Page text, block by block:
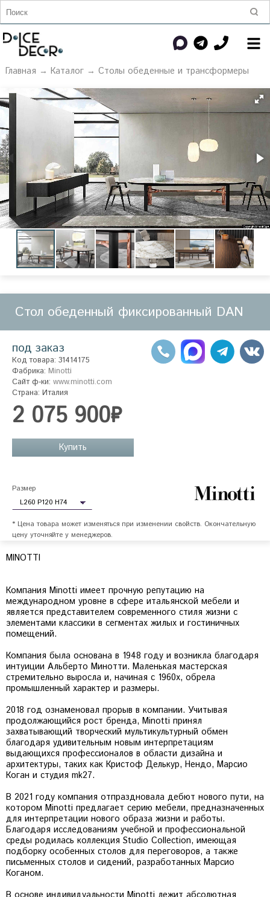
Главная → Каталог→ Столы обеденные и трансформеры
Стол обеденный фиксированный DAN
под заказ
Код товара: 31414175
Фабрика: Minotti
Сайт ф-ки: www.minotti.com
Страна: Италия
2 075 900₽
Купить
Размер
* Цена товара может изменяться при изменении свойств. Окончательную
цену уточняйте у менеджеров.
MINOTTI
Компания Minotti имеет прочную репутацию на
международном уровне в сфере итальянской мебели и
является представителем современного стиля жизни с
элементами классики в сегментах жилых и гостиничных
помещений.
Компания была основана в 1948 году и возникла благодаря
интуиции Альберто Минотти. Маленькая мастерская
стремительно выросла и, начиная с 1960х, обрела
промышленный характер и размеры.
2018 год ознаменовал прорыв в компании. Учитывая
продолжающийся рост бренда, Minotti принял
захватывающий творческий мультикультурный обмен
благодаря удивительным новым интерпретациям
выдающихся профессионалов в области дизайна и
архитектуры, таких как Кристоф Делькур, Нендо, Марсио
Коган и студия mk27.
В 2021 году компания отпраздновала дебют нового пути, на
котором Minotti предлагает серию мебели, предназначенных
для интерпретации нового образа жизни и работы.
Благодаря исследованиям учебной и профессиональной
среды родилась коллекция Studio Collection, имеющая
подборку особенных столов для переговоров, а также
письменных столов и сидений, разработанных Марсио
Коганом.